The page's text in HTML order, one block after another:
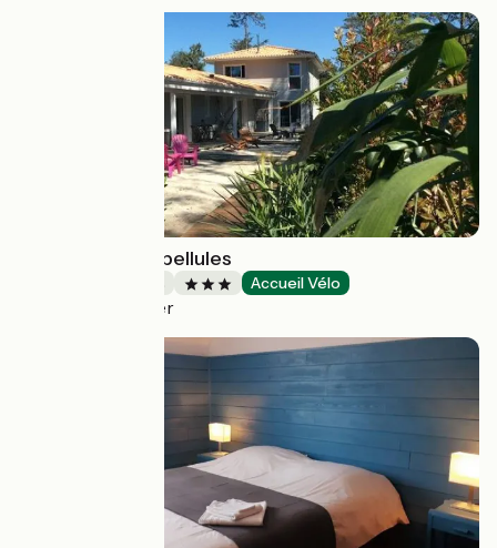
Au Jardin des Libellules
Accueil Vélo
Soulac-sur-Mer